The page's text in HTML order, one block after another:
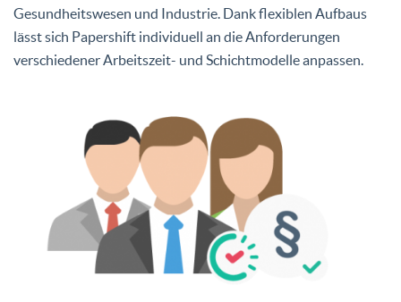
Gesundheitswesen und Industrie. Dank flexiblen Aufbaus
lässt sich Papershift individuell an die Anforderungen
verschiedener Arbeitszeit- und Schichtmodelle anpassen.